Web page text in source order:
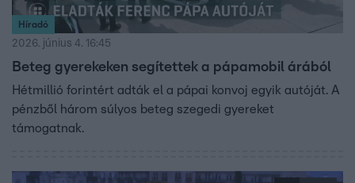
Híradó
2026. június 4. 16:45
Beteg gyerekeken segítettek a pápamobil árából
Hétmillió forintért adták el a pápai konvoj egyik autóját. A
pénzből három súlyos beteg szegedi gyereket
támogatnak.